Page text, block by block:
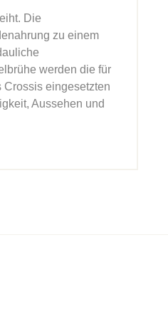
Die
zu einem
werden die für
eingesetzten
Aussehen und